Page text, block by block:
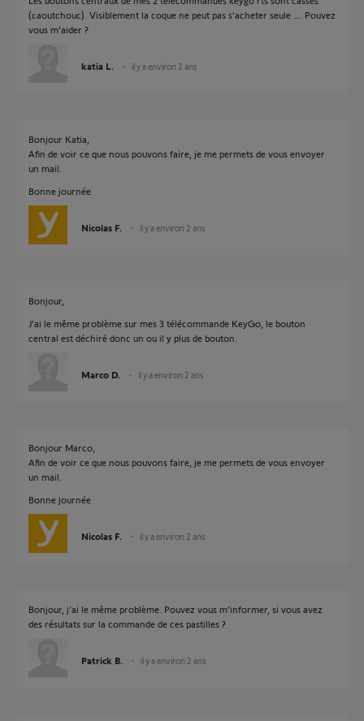
(caoutchouc). Visiblement la coque ne peut pas s’acheter seule …. Pouvez
vous m’aider ?
katia L. il y a environ 2 ans
Bonjour Katia,
Afin de voir ce que nous pouvons faire, je me permets de vous envoyer
un mail.
Bonne journée
Nicolas F. il y a environ 2 ans
Bonjour,
J'ai le même problème sur mes 3 télécommande KeyGo, le bouton
central est déchiré donc un ou il y plus de bouton.
Marco D. il y a environ 2 ans
Bonjour Marco,
Afin de voir ce que nous pouvons faire, je me permets de vous envoyer
un mail.
Bonne journée
Nicolas F. il y a environ 2 ans
Bonjour, j’ai le même problème. Pouvez vous m’informer, si vous avez
des résultats sur la commande de ces pastilles ?
Patrick B. il y a environ 2 ans